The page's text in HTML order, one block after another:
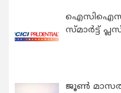
സ്മാർട്ട്
ജൂൺ